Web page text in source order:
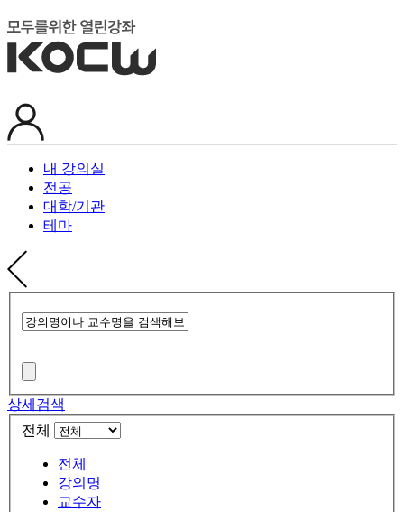
내 강의실
전공
대학/기관
테마
상세검색
전체
전체
강의명
교수자